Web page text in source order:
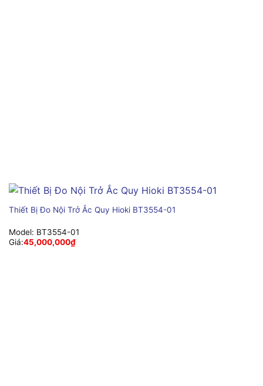
Thiết Bị Đo Nội Trở Ắc Quy Hioki BT3554-01
Model: BT3554-01
Giá:45,000,000₫